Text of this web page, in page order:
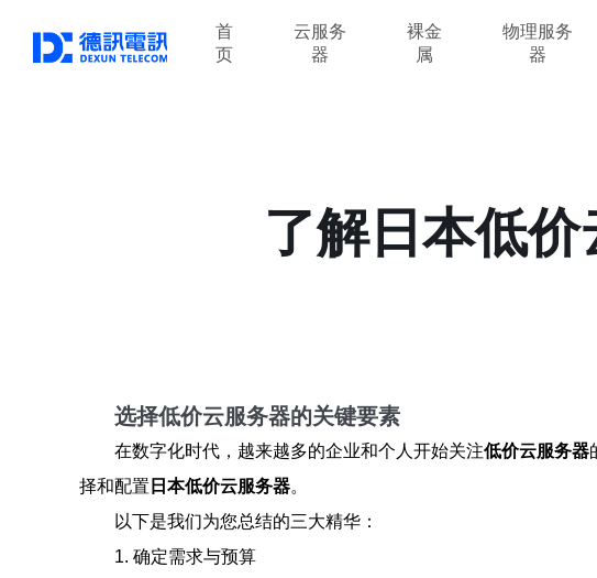
首
页
云服务
器
裸金
属
物理服务
器
了解日本低
选择低价云服务器的关键要素
在数字化时代，越来越多的企业和个人开始关注低价云服务器
择和配置 日本低价云服务器。
以下是我们为您总结的三大精华：
1. 确定需求与预算